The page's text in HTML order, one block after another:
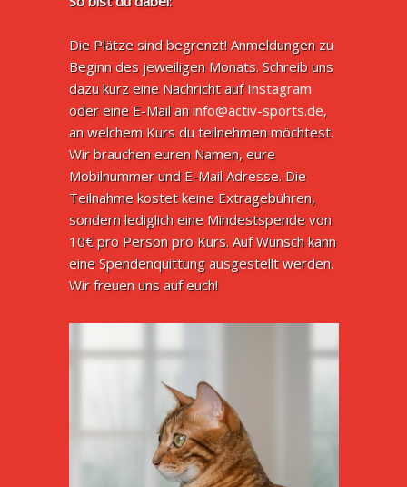
Die Plätze sind begrenzt! Anmeldungen zu
Beginn des jeweiligen Monats. Schreib uns
dazu kurz eine Nachricht aufInstagram
oder eine E-Mail aninfo@activ-sports.de,
an welchem Kurs du teilnehmen möchtest.
Wir brauchen euren Namen, eure
Mobilnummer und E-Mail Adresse. Die
Teilnahme kostet keine Extragebühren,
sondern lediglich eine Mindestspende von
10€ pro Person pro Kurs. Auf Wunsch kann
eine Spendenquittung ausgestellt werden.
Wir freuen uns auf euch!